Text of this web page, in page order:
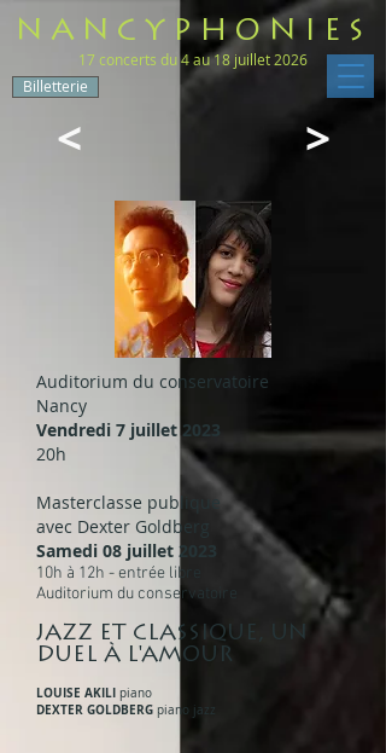
NANCYPHONIES
17 concerts du 4 au 18 juillet 2026
Billetterie
Auditorium du conservatoire
Nancy
Vendredi 7 juillet 2023
20h
Masterclasse publique
avec Dexter Goldberg
Samedi 08 juillet 202
3
10h à 12h - entrée libre
Auditorium du conservatoire
JAZZ ET CLASSIQUE, UN
DUEL À L'AMOUR
LOUISE AKILI piano
DEXTER GOLDBERG piano jazz
< >